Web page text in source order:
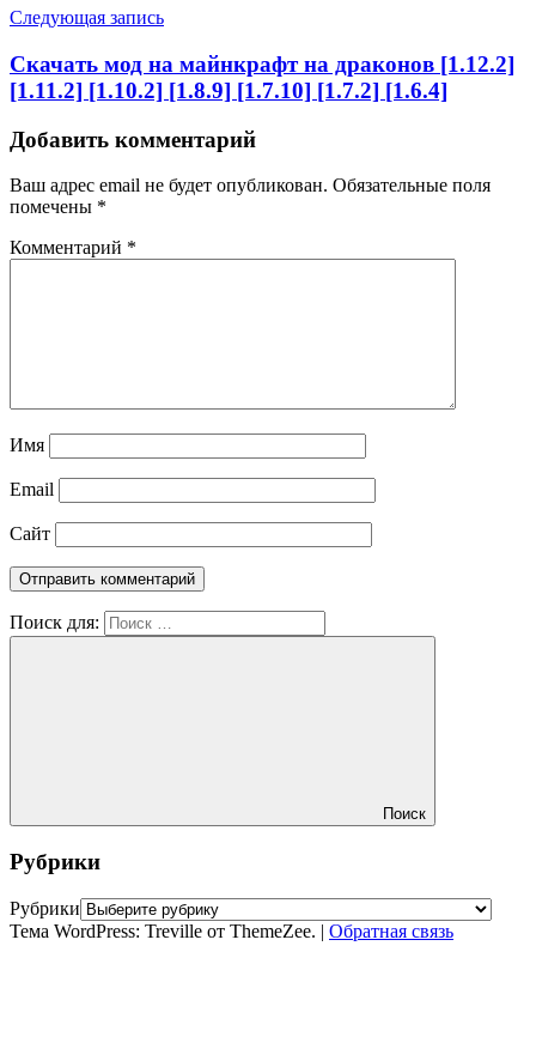
Следующая запись
Скачать мод на майнкрафт на драконов [1.12.2]
[1.11.2] [1.10.2] [1.8.9] [1.7.10] [1.7.2] [1.6.4]
Добавить комментарий
Ваш адрес email не будет опубликован. Обязательные поля
помечены *
Комментарий *
Имя
Email
Сайт
Поиск для:
Поиск
Рубрики
Рубрики
Тема WordPress: Treville от ThemeZee. | Обратная связь